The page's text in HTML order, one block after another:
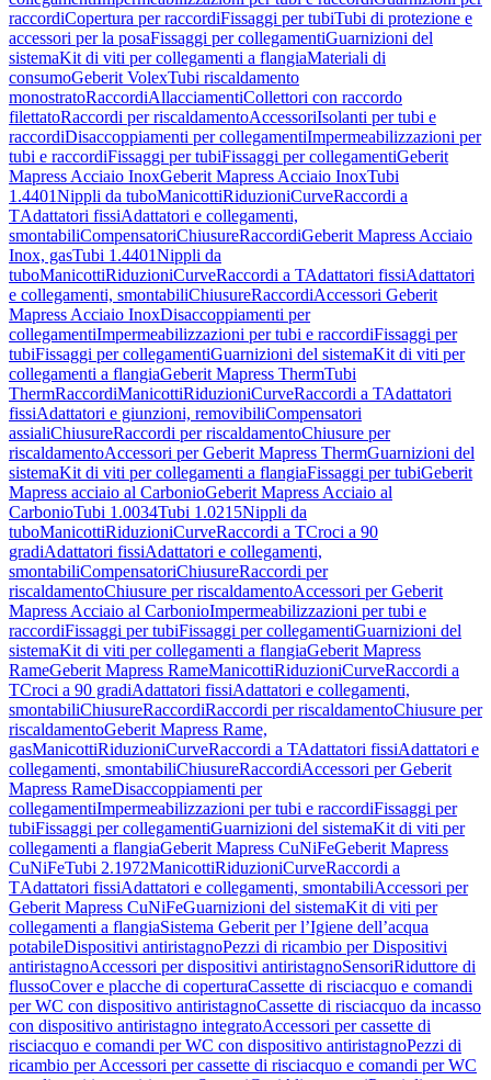
raccordiCopertura per raccordiFissaggi per tubiTubi di protezione e
accessori per la posaFissaggi per collegamentiGuarnizioni del
sistemaKit di viti per collegamenti a flangiaMateriali di
consumoGeberit VolexTubi riscaldamento
monostratoRaccordiAllacciamentiCollettori con raccordo
filettatoRaccordi per riscaldamentoAccessoriIsolanti per tubi e
raccordiDisaccoppiamenti per collegamentiImpermeabilizzazioni per
tubi e raccordiFissaggi per tubiFissaggi per collegamentiGeberit
Mapress Acciaio InoxGeberit Mapress Acciaio InoxTubi
1.4401Nippli da tuboManicottiRiduzioniCurveRaccordi a
TAdattatori fissiAdattatori e collegamenti,
smontabiliCompensatoriChiusureRaccordiGeberit Mapress Acciaio
Inox, gasTubi 1.4401Nippli da
tuboManicottiRiduzioniCurveRaccordi a TAdattatori fissiAdattatori
e collegamenti, smontabiliChiusureRaccordiAccessori Geberit
Mapress Acciaio InoxDisaccoppiamenti per
collegamentiImpermeabilizzazioni per tubi e raccordiFissaggi per
tubiFissaggi per collegamentiGuarnizioni del sistemaKit di viti per
collegamenti a flangiaGeberit Mapress ThermTubi
ThermRaccordiManicottiRiduzioniCurveRaccordi a TAdattatori
fissiAdattatori e giunzioni, removibiliCompensatori
assialiChiusureRaccordi per riscaldamentoChiusure per
riscaldamentoAccessori per Geberit Mapress ThermGuarnizioni del
sistemaKit di viti per collegamenti a flangiaFissaggi per tubiGeberit
Mapress acciaio al CarbonioGeberit Mapress Acciaio al
CarbonioTubi 1.0034Tubi 1.0215Nippli da
tuboManicottiRiduzioniCurveRaccordi a TCroci a 90
gradiAdattatori fissiAdattatori e collegamenti,
smontabiliCompensatoriChiusureRaccordi per
riscaldamentoChiusure per riscaldamentoAccessori per Geberit
Mapress Acciaio al CarbonioImpermeabilizzazioni per tubi e
raccordiFissaggi per tubiFissaggi per collegamentiGuarnizioni del
sistemaKit di viti per collegamenti a flangiaGeberit Mapress
RameGeberit Mapress RameManicottiRiduzioniCurveRaccordi a
TCroci a 90 gradiAdattatori fissiAdattatori e collegamenti,
smontabiliChiusureRaccordiRaccordi per riscaldamentoChiusure per
riscaldamentoGeberit Mapress Rame,
gasManicottiRiduzioniCurveRaccordi a TAdattatori fissiAdattatori e
collegamenti, smontabiliChiusureRaccordiAccessori per Geberit
Mapress RameDisaccoppiamenti per
collegamentiImpermeabilizzazioni per tubi e raccordiFissaggi per
tubiFissaggi per collegamentiGuarnizioni del sistemaKit di viti per
collegamenti a flangiaGeberit Mapress CuNiFeGeberit Mapress
CuNiFeTubi 2.1972ManicottiRiduzioniCurveRaccordi a
TAdattatori fissiAdattatori e collegamenti, smontabiliAccessori per
Geberit Mapress CuNiFeGuarnizioni del sistemaKit di viti per
collegamenti a flangiaSistema Geberit per l’Igiene dell’acqua
potabileDispositivi antiristagnoPezzi di ricambio per Dispositivi
antiristagnoAccessori per dispositivi antiristagnoSensoriRiduttore di
flussoCover e placche di coperturaCassette di risciacquo e comandi
per WC con dispositivo antiristagnoCassette di risciacquo da incasso
con dispositivo antiristagno integratoAccessori per cassette di
risciacquo e comandi per WC con dispositivo antiristagnoPezzi di
ricambio per Accessori per cassette di risciacquo e comandi per WC